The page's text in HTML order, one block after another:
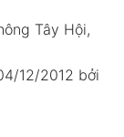
Tây Hội,
12/2012 bởi